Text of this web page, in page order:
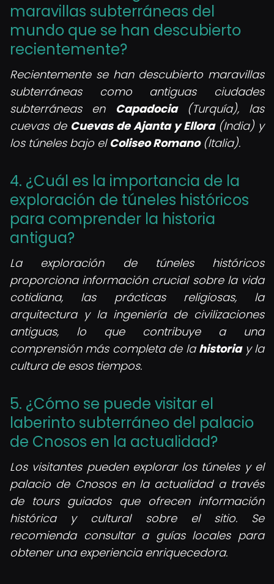
maravillas subterráneas del
mundo que se han descubierto
recientemente?
Recientemente se han descubierto maravillas
subterráneas como antiguas ciudades
subterráneas en Capadocia(Turquía), las
cuevas de Cuevas de Ajanta y Ellora(India) y
los túneles bajo el Coliseo Romano(Italia).
4. ¿Cuál es la importancia de la
exploración de túneles históricos
para comprender la historia
antigua?
La exploración de túneles históricos
proporciona información crucial sobre la vida
cotidiana, las prácticas religiosas, la
arquitectura y la ingeniería de civilizaciones
antiguas, lo que contribuye a una
comprensión más completa de la historiay la
cultura de esos tiempos.
5. ¿Cómo se puede visitar el
laberinto subterráneo del palacio
de Cnosos en la actualidad?
Los visitantes pueden explorar los túneles y el
palacio de Cnosos en la actualidad a través
de tours guiados que ofrecen información
histórica y cultural sobre el sitio. Se
recomienda consultar a guías locales para
obtener una experiencia enriquecedora.